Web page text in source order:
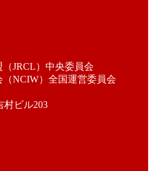
JRCL）中央委員会
NCIW）全国運営委員会
村ビル203